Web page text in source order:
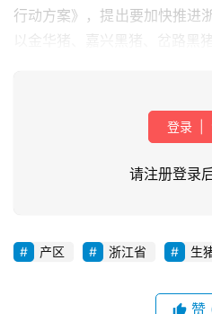
行动方案》，提出要加快推进
以金华猪、嘉兴黑猪、岔路黑
登录
请注册登录
产区 浙江省 生
赞